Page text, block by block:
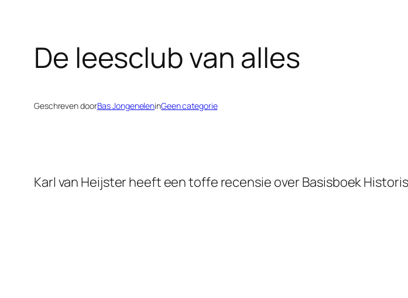
De leesclub van alles
Geschreven doorBas JongeneleninGeen categorie
Karl van Heijster heeft een toffe recensie over Basisboek